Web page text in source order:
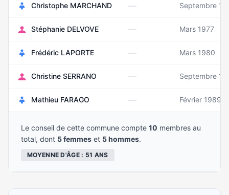
Christophe MARCHAND — Septembre
Stéphanie DELVOVE — Mars 1977
Frédéric LAPORTE — Mars 1980
Christine SERRANO — Septembre
Mathieu FARAGO — Février 1989
Le conseil de cette commune compte 10 membres au
total, dont 5 femmes et 5 hommes.
MOYENNE D'ÂGE : 51 ANS